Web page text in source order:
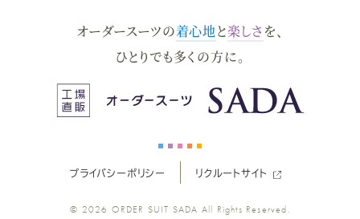
ー
ス
ツ
ー
ス
ー
ー
ス
ー
ツ
ー
ス
ツ
ス
ツ
オーダースーツの着心地と楽しさ を、
ひとりでも多くの方に。
プライバシーポリシー リクルートサイト
© 2026 ORDER SUIT SADA All Rights Reserved.